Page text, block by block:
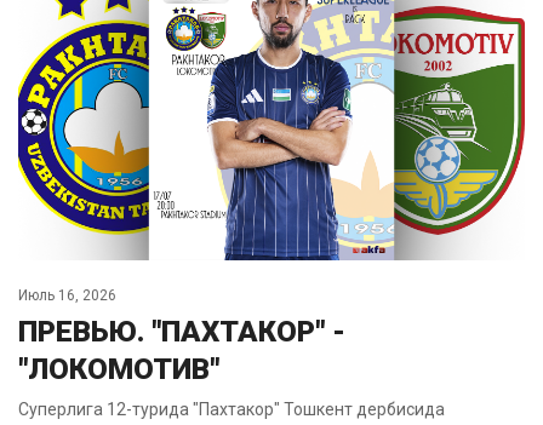
Июль 16, 2026
ПРЕВЬЮ. "ПАХТАКОР" -
"ЛОКОМОТИВ"
Суперлига 12-турида "Пахтакор" Тошкент дербисида